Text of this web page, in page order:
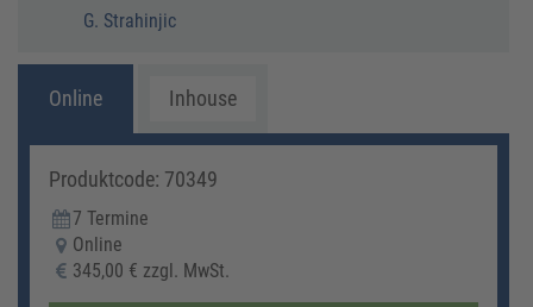
G. Strahinjic
Online Inhouse
Produktcode: 70349
7 Termine
Online
345,00 € zzgl. MwSt.